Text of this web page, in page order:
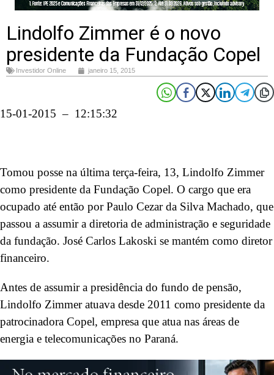
Lindolfo Zimmer é o novo
presidente da Fundação Copel
Investidor Online janeiro 15, 2015
15-01-2015 – 12:15:32
Tomou posse na última terça-feira, 13, Lindolfo Zimmer
como presidente da Fundação Copel. O cargo que era
ocupado até então por Paulo Cezar da Silva Machado, que
passou a assumir a diretoria de administração e seguridade
da fundação. José Carlos Lakoski se mantém como diretor
financeiro.
Antes de assumir a presidência do fundo de pensão,
Lindolfo Zimmer atuava desde 2011 como presidente da
patrocinadora Copel, empresa que atua nas áreas de
energia e telecomunicações no Paraná.